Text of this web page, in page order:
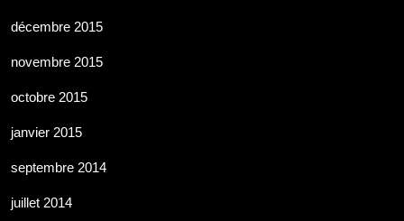
décembre 2015
novembre 2015
octobre 2015
janvier 2015
septembre 2014
juillet 2014